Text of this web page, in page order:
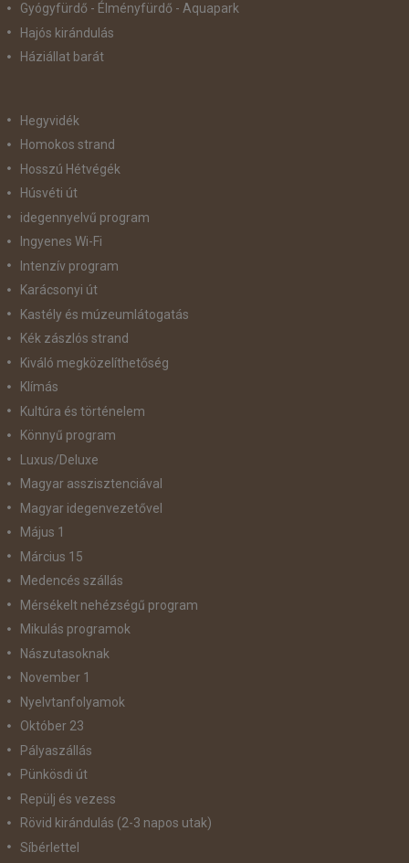
Gyógyfürdő - Élményfürdő - Aquapark
Hajós kirándulás
Háziállat barát
Hegyvidék
Homokos strand
Hosszú Hétvégék
Húsvéti út
idegennyelvű program
Ingyenes Wi-Fi
Intenzív program
Karácsonyi út
Kastély és múzeumlátogatás
Kék zászlós strand
Kiváló megközelíthetőség
Klímás
Kultúra és történelem
Könnyű program
Luxus/Deluxe
Magyar asszisztenciával
Magyar idegenvezetővel
Május 1
Március 15
Medencés szállás
Mérsékelt nehézségű program
Mikulás programok
Nászutasoknak
November 1
Nyelvtanfolyamok
Október 23
Pályaszállás
Pünkösdi út
Repülj és vezess
Rövid kirándulás (2-3 napos utak)
Síbérlettel